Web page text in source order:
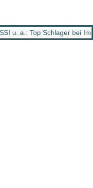
u. a.: Top Schlager bei